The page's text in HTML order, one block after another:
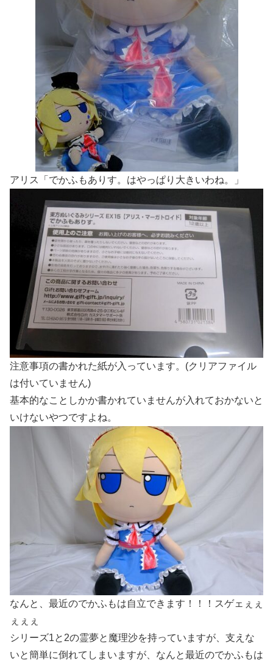
アリス「でかふもありす。はやっぱり大きいわね。」
注意事項の書かれた紙が入っています。(クリアファイル
は付いていません)
基本的なことしかか書かれていませんが入れておかないと
いけないやつですよね。
なんと、最近のでかふもは自立できます！！！スゲェぇぇ
ぇぇぇ
シリーズ1と2の霊夢と魔理沙を持っていますが、支えな
いと簡単に倒れてしまいますが、なんと最近のでかふもは